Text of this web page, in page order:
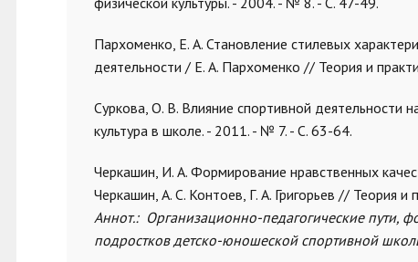
Пархоменко, Е. А. Становление стилевых
деятельности / Е. А. Пархоменко // Теория и
Суркова, О. В. Влияние спортивной деятельности
культура в школе. - 2011. - № 7. - С. 63-64.
Черкашин, И. А. Формирование нравственных
Черкашин, А. С. Контоев, Г. А. Григорьев // Теория
Аннот.: Организационно-педагогические пути,
подростков детско-юношеской спортивной